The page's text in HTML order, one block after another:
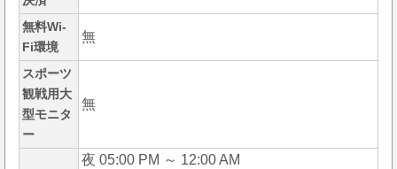
無料Wi-
Fi環境
無
スポーツ
観戦用大
型モニタ
ー
無
夜 05:00 PM ～ 12:00 AM